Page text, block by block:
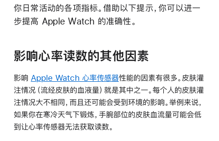
你日常活动的各项指标。借助以下提示，你可以进一
步提高 Apple Watch 的准确性。
影响心率读数的其他因素
影响 Apple Watch 心率传感器性能的因素有很多。皮肤灌
注情况（流经皮肤的血液量）就是其中之一。每个人的皮肤灌
注情况大不相同，而且还可能会受到环境的影响。举例来说，
如果你在寒冷天气下锻炼，手腕部位的皮肤血流量可能会低
到让心率传感器无法获取读数。